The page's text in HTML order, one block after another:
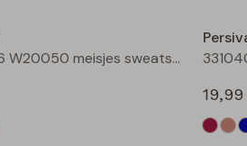
3310406 W20050 meisjes sweatshirt Rose
19,99